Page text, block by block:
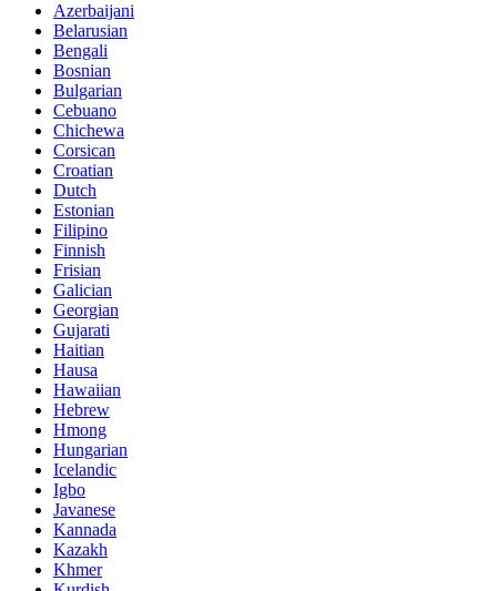
Azerbaijani
Belarusian
Bengali
Bosnian
Bulgarian
Cebuano
Chichewa
Corsican
Croatian
Dutch
Estonian
Filipino
Finnish
Frisian
Galician
Georgian
Gujarati
Haitian
Hausa
Hawaiian
Hebrew
Hmong
Hungarian
Icelandic
Igbo
Javanese
Kannada
Kazakh
Khmer